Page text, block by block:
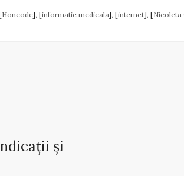
Honcode], [informatie medicala], [internet], [Nicoleta
și